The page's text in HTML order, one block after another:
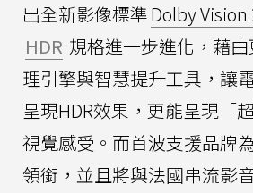
出全新影像標準Dolby Vision
HDR 規格進一步進化，藉
理引擎與智慧提升工具，讓
呈現HDR效果，更能呈現「
視覺感受。而首波支援品牌
領銜，並且將與法國串流影